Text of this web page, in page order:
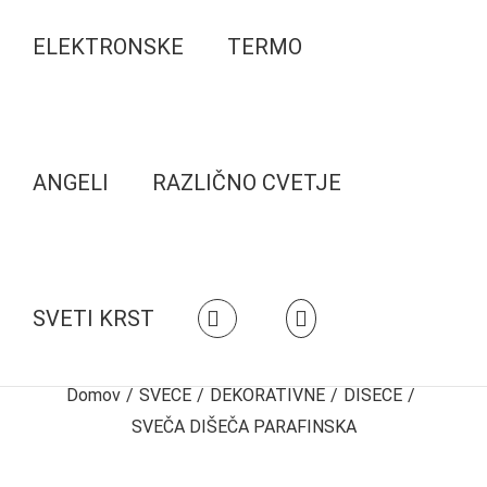
ELEKTRONSKE TERMO
ANGELI RAZLIČNO CVETJE
SVETI KRST
Domov / SVEČE / DEKORATIVNE / DIŠEČE /
SVEČA DIŠEČA PARAFINSKA